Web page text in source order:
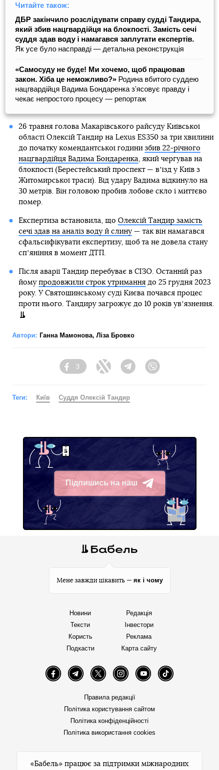
Читайте також:
ДБР закінчило розслідувати справу судді Тандира,
який збив нацгвардійця на блокпості. Замість сечі
суддя здав воду і намагався заплутати експертів.
Як усе було насправді — детальна реконструкція
«Самосуду не буде! Ми хочемо, щоб працював
закон. Хіба це неможливо?» Родина вбитого суддею
нацгвардійця Вадима Бондаренка зʼясовує правду і
чекає непростого процесу — репортаж
26 травня голова Макарівського райсуду Київської
області Олексій Тандир на Lexus ES350 за три хвилини
до початку комендантської години збив 22-річного
нацгвардійця Вадима Бондаренка , який чергував на
блокпості (Берестейський проспект — вʼїзд у Київ з
Житомирської траси). Від удару Вадима відкинуло на
30 метрів. Він головою пробив лобове скло і миттєво
помер.
Експертиза встановила, що Олексій Тандир замість
сечі здав на аналіз воду й слину— так він намагався
сфальсифікувати експертизу, щоб та не довела стану
спʼяніння в момент ДТП.
Після аварії Тандир перебуває в СІЗО. Останній раз
йому продовжили строк утриманнядо 25 грудня 2023
року. У Святошинському суді Києва почався процес
проти нього. Тандиру загрожує до 10 років увʼязнення.
Автори: Ганна Мамонова, Ліза Бровко
Facebook
3
Twitter TelegramViber
Теги: Київ Суддя Олексій Тандир
Підпишись на наш
Telegram
Мене завжди цікавить — як і чому
Новини
Тексти
Користь
Подкасти
Редакція
Інвестори
Реклама
Карта сайту
FacebookTelegramTwitter InstagramYouTube TikTok
Правила редакції
Політика користування сайтом
Політика конфіденційності
Політика використання cookies
«Бабель» працює за підтримки міжнародних